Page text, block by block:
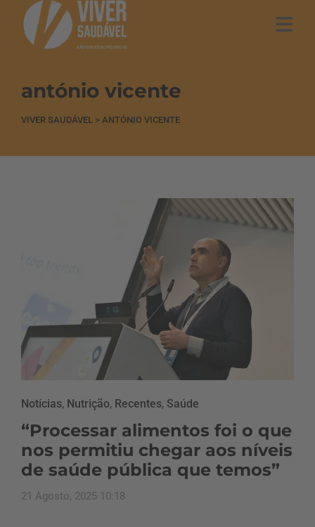
antónio vicente
VIVER SAUDÁVEL > ANTÓNIO VICENTE
Notícias, Nutrição, Recentes, Saúde
“Processar alimentos foi o que
nos permitiu chegar aos níveis
de saúde pública que temos”
21 Agosto, 2025 10:18